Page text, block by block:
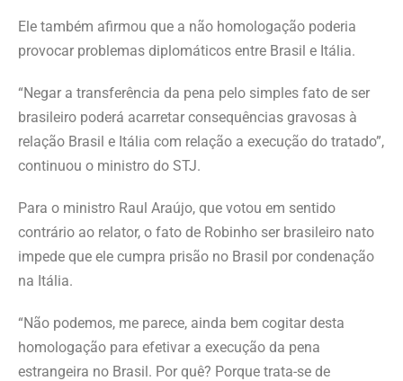
Ele também afirmou que a não homologação poderia
provocar problemas diplomáticos entre Brasil e Itália.
“Negar a transferência da pena pelo simples fato de ser
brasileiro poderá acarretar consequências gravosas à
relação Brasil e Itália com relação a execução do tratado”,
continuou o ministro do STJ.
Para o ministro Raul Araújo, que votou em sentido
contrário ao relator, o fato de Robinho ser brasileiro nato
impede que ele cumpra prisão no Brasil por condenação
na Itália.
“Não podemos, me parece, ainda bem cogitar desta
homologação para efetivar a execução da pena
estrangeira no Brasil. Por quê? Porque trata-se de